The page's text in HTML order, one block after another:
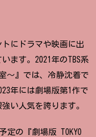
にドラマや映画に出
ます。2021年のTBS系
室〜』では、冷静沈着で
年には劇場版第1作で
い人気を誇ります。
の『劇場版 TOKYO